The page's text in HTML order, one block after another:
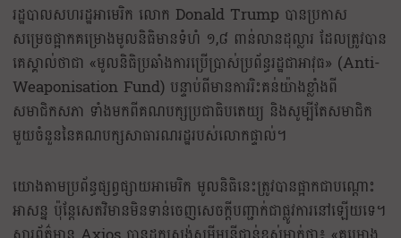
រដ្ឋបាលសហរដ្ឋអាមេរិក លោក Donald Trump បានប្រកាស
សម្រេចផ្អាកគម្រោងមូលនិធិមានទំហំ ១,៨ ពាន់លានដុល្លារ ដែលត្រូវបាន
គេស្គាល់ថាជា «មូលនិធិប្រឆាំងការប្រើប្រាស់ប្រព័ន្ធរដ្ឋជាអាវុធ» (Anti-
Weaponisation Fund) បន្ទាប់ពីមានការរិះគន់យ៉ាងខ្លាំងពី
សមាជិកសភា ទាំងមកពីគណបក្សប្រជាធិបតេយ្យ និងសូម្បីតែសមាជិក
មួយចំនួននៃគណបក្សសាធារណរដ្ឋរបស់លោកផ្ទាល់។
យោងតាមប្រព័ន្ធផ្សព្វផ្សាយអាមេរិក មូលនិធិនេះត្រូវបានផ្អាកជាបណ្តោះ
អាសន្ន ប៉ុន្តែសេតវិមានមិនទាន់ចេញសេចក្តីបញ្ជាក់ជាផ្លូវការនៅឡើយទេ។